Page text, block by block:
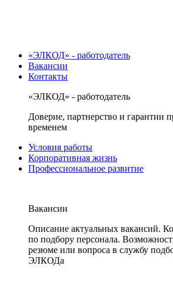
«ЭЛКОД» - работодатель
Вакансии
Контакты
«ЭЛКОД» - работодатель
Доверие, партнерство и гарантии
временем
Условия работы
Корпоративная жизнь
Профессиональное развитие
Вакансии
Описание актуальных вакансий.
по подбору персонала.
резюме или вопроса в службу
ЭЛКОДа